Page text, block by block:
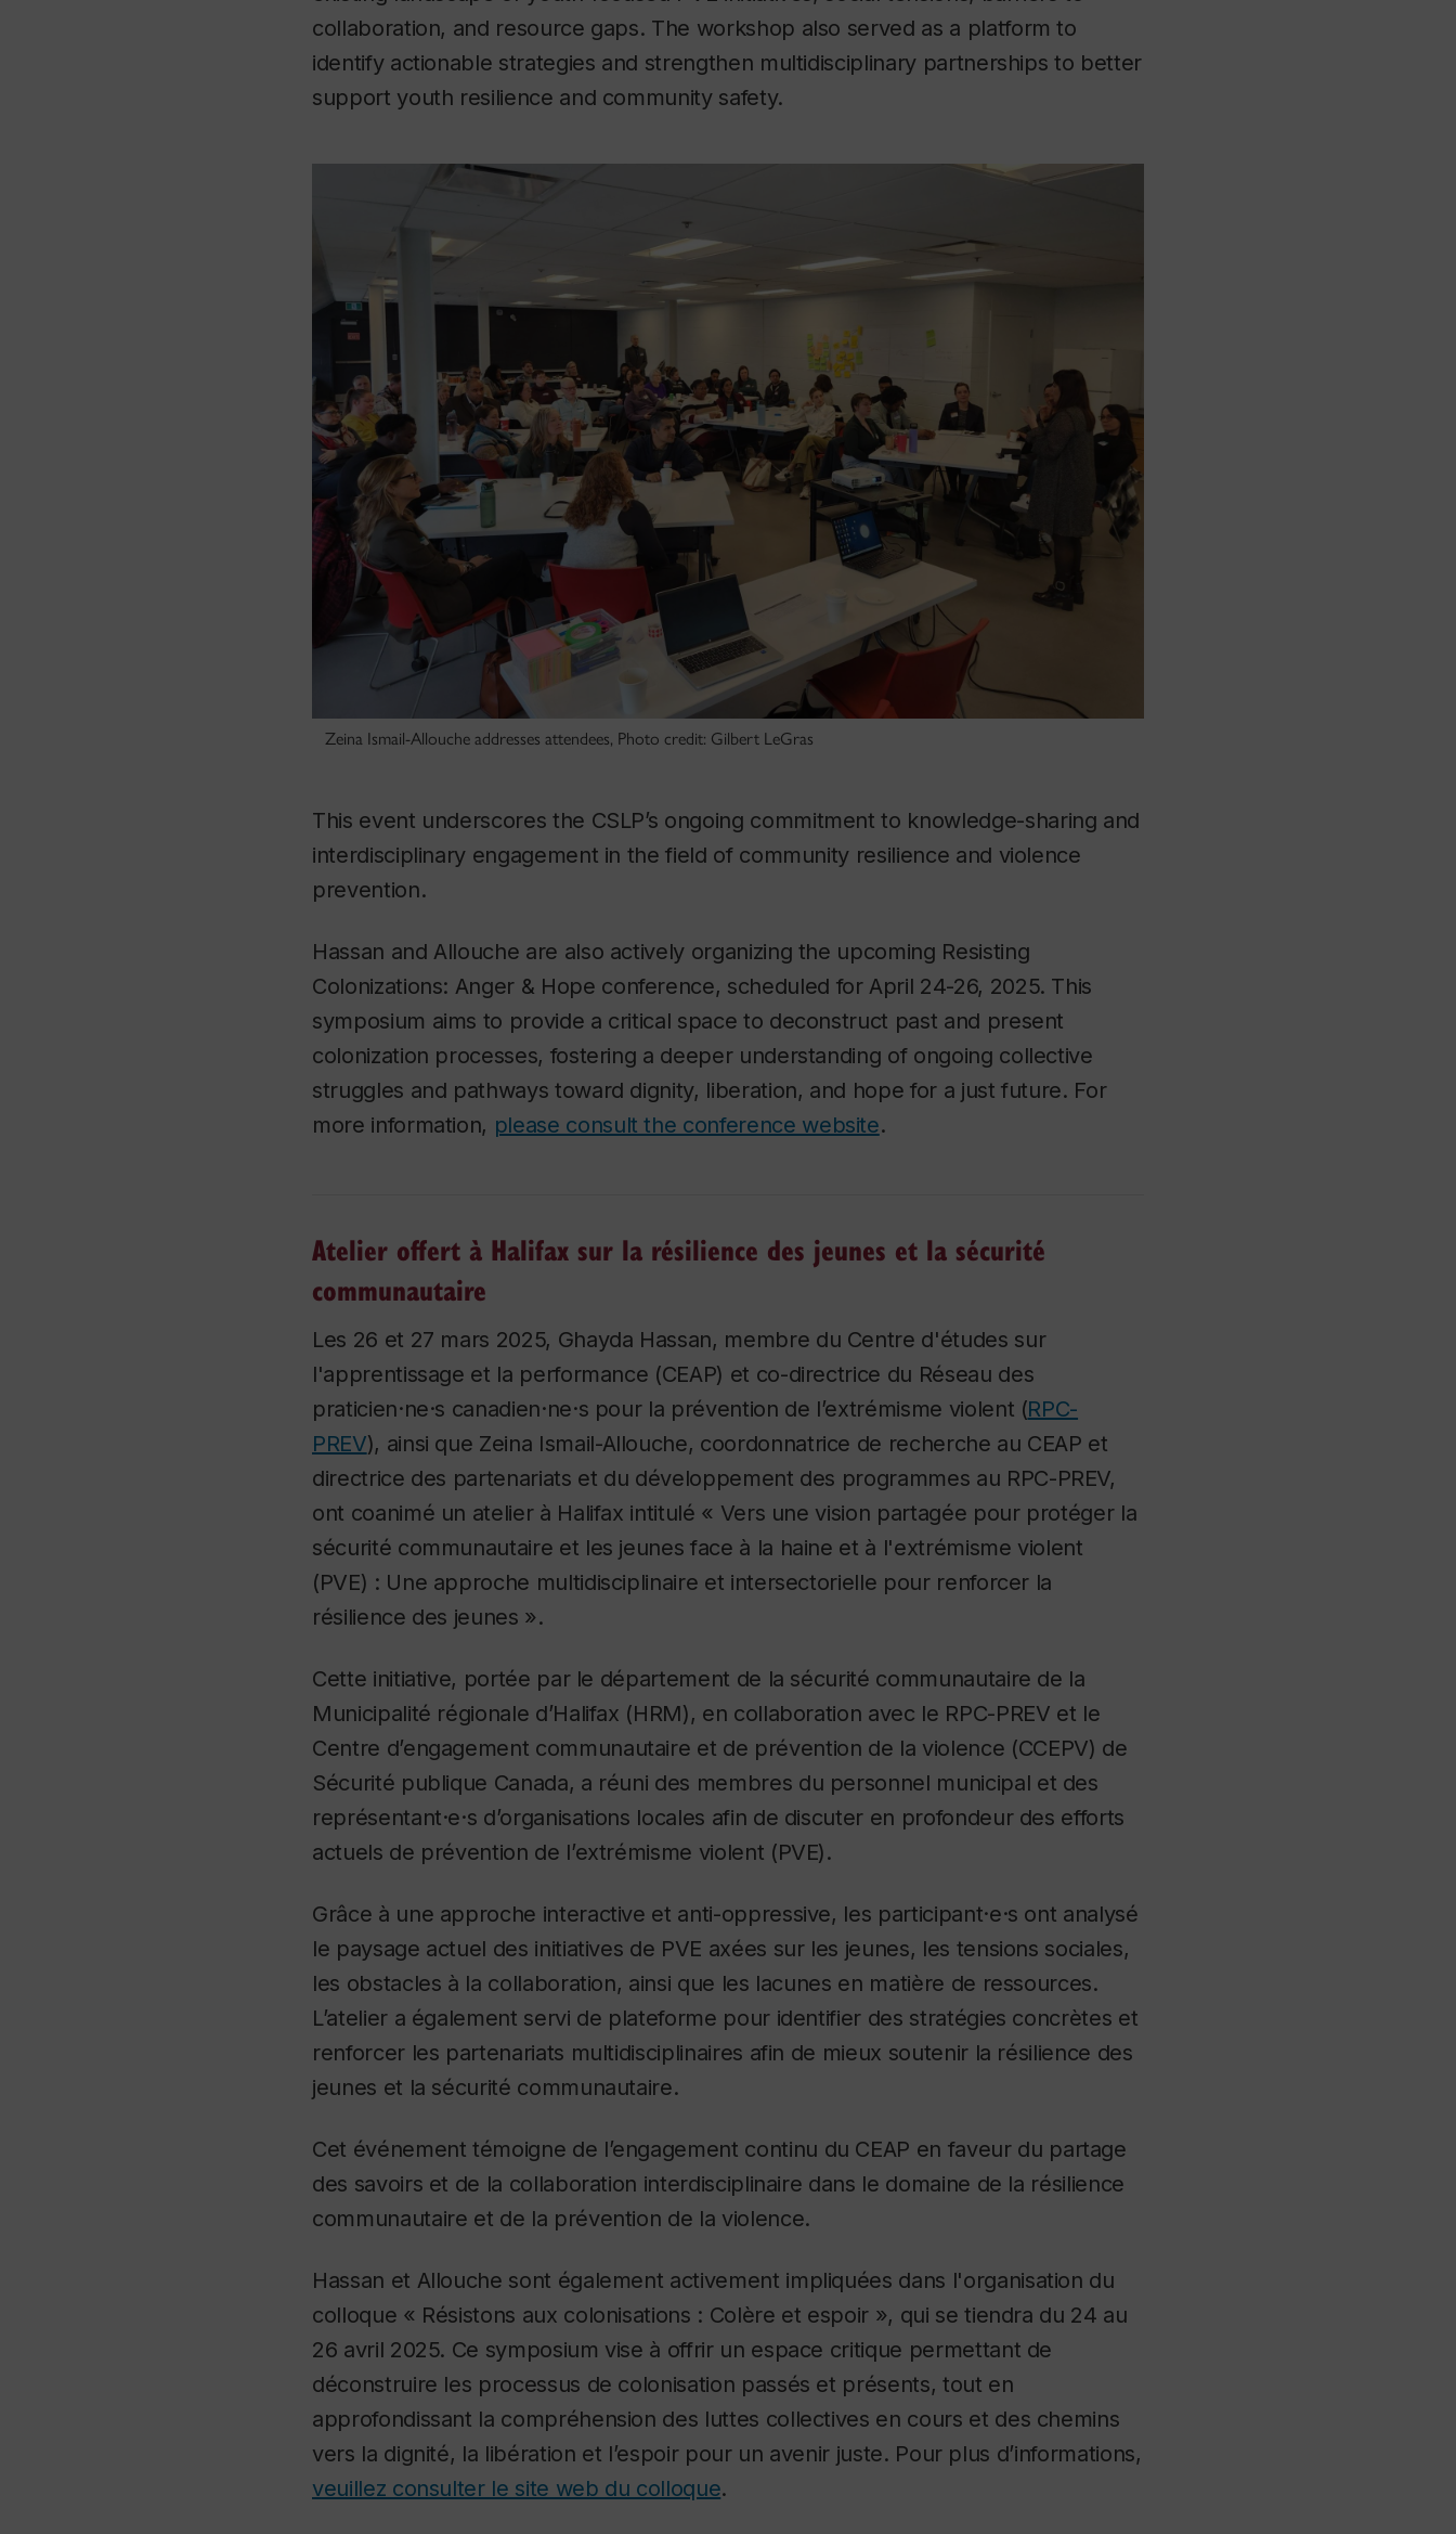
collaboration, and resource gaps. The workshop also served as a platform to
identify actionable strategies and strengthen multidisciplinary partnerships to better
support youth resilience and community safety.
Zeina Ismail-Allouche addresses attendees, Photo credit: Gilbert LeGras
This event underscores the CSLP’s ongoing commitment to knowledge-sharing and
interdisciplinary engagement in the field of community resilience and violence
prevention.
​Hassan and Allouche are also actively organizing the upcoming Resisting
Colonizations: Anger & Hope conference, scheduled for April 24-26, 2025. This
symposium aims to provide a critical space to deconstruct past and present
colonization processes, fostering a deeper understanding of ongoing collective
struggles and pathways toward dignity, liberation, and hope for a just future. For
more information, please consult the conference website.
Atelier offert à Halifax sur la résilience des jeunes et la sécurité
communautaire
Les 26 et 27 mars 2025, Ghayda Hassan, membre du Centre d'études sur
l'apprentissage et la performance (CEAP) et co-directrice du Réseau des
praticien·ne·s canadien·ne·s pour la prévention de l’extrémisme violent (RPC-
PREV), ainsi que Zeina Ismail-Allouche, coordonnatrice de recherche au CEAP et
directrice des partenariats et du développement des programmes au RPC-PREV,
ont coanimé un atelier à Halifax intitulé « Vers une vision partagée pour protéger la
sécurité communautaire et les jeunes face à la haine et à l'extrémisme violent
(PVE) : Une approche multidisciplinaire et intersectorielle pour renforcer la
résilience des jeunes ».
Cette initiative, portée par le département de la sécurité communautaire de la
Municipalité régionale d’Halifax (HRM), en collaboration avec le RPC-PREV et le
Centre d’engagement communautaire et de prévention de la violence (CCEPV) de
Sécurité publique Canada, a réuni des membres du personnel municipal et des
représentant·e·s d’organisations locales afin de discuter en profondeur des efforts
actuels de prévention de l’extrémisme violent (PVE).
Grâce à une approche interactive et anti-oppressive, les participant·e·s ont analysé
le paysage actuel des initiatives de PVE axées sur les jeunes, les tensions sociales,
les obstacles à la collaboration, ainsi que les lacunes en matière de ressources.
L’atelier a également servi de plateforme pour identifier des stratégies concrètes et
renforcer les partenariats multidisciplinaires afin de mieux soutenir la résilience des
jeunes et la sécurité communautaire.
Cet événement témoigne de l’engagement continu du CEAP en faveur du partage
des savoirs et de la collaboration interdisciplinaire dans le domaine de la résilience
communautaire et de la prévention de la violence.
Hassan et Allouche sont également activement impliquées dans l'organisation du
colloque « Résistons aux colonisations : Colère et espoir », qui se tiendra du 24 au
26 avril 2025. Ce symposium vise à offrir un espace critique permettant de
déconstruire les processus de colonisation passés et présents, tout en
approfondissant la compréhension des luttes collectives en cours et des chemins
vers la dignité, la libération et l’espoir pour un avenir juste. Pour plus d’informations,
veuillez consulter le site web du colloque.